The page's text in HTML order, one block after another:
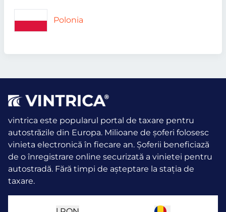
Polonia
vintrica este popularul portal de taxare pentru
autostrăzile din Europa. Milioane de șoferi folosesc
vinieta electronică în fiecare an. Șoferii beneficiază
de o înregistrare online securizată a vinietei pentru
autostradă. Fără timpi de așteptare la stația de
taxare.